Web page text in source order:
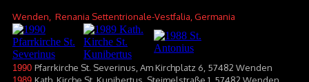
Wenden , Renania Settentrionale-Vestfalia, Germania
1990 Pfarrkirche St. Severinus, Am Kirchplatz 6, 57482 Wenden